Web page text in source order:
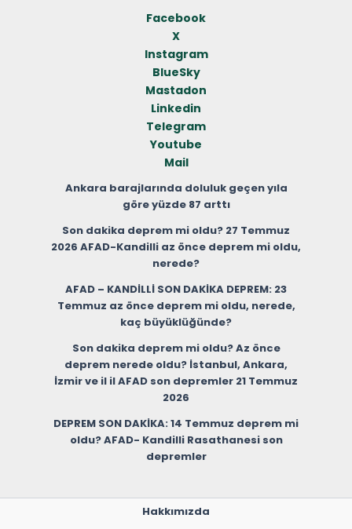
Facebook
X
Instagram
BlueSky
Mastadon
Linkedin
Telegram
Youtube
Mail
Ankara barajlarında doluluk geçen yıla
göre yüzde 87 arttı
Son dakika deprem mi oldu? 27 Temmuz
2026 AFAD-Kandilli az önce deprem mi oldu,
nerede?
AFAD – KANDİLLİ SON DAKİKA DEPREM: 23
Temmuz az önce deprem mi oldu, nerede,
kaç büyüklüğünde?
Son dakika deprem mi oldu? Az önce
deprem nerede oldu? İstanbul, Ankara,
İzmir ve il il AFAD son depremler 21 Temmuz
2026
DEPREM SON DAKİKA: 14 Temmuz deprem mi
oldu? AFAD- Kandilli Rasathanesi son
depremler
Hakkımızda